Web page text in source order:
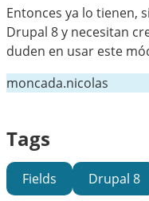
Entonces ya lo tienen,
Drupal 8 y necesitan
duden en usar este
moncada.nicolas
Tags
Fields Drupal 8